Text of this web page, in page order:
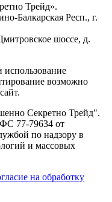
Трейд».
Балкарская Респ., г.
шоссе, д.
возможно
Секретно Трейд".
77-79634 от
по надзору в
и массовых
на обработку